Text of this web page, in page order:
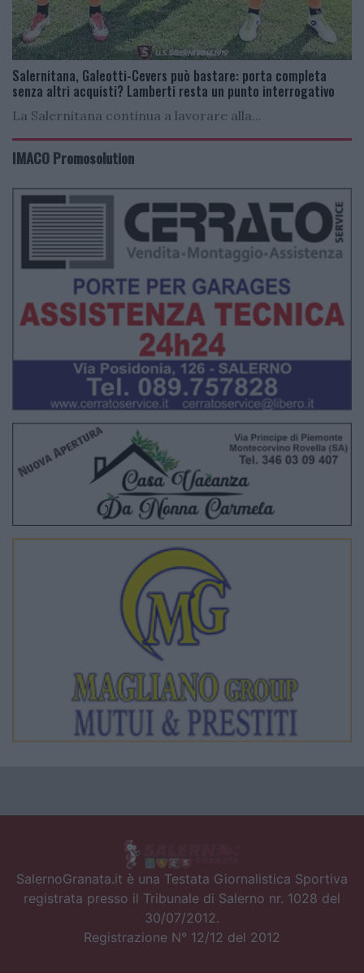
Salernitana, Galeotti-Cevers può bastare: porta completa
senza altri acquisti? Lamberti resta un punto interrogativo
La Salernitana continua a lavorare alla...
IMACO Promosolution
SalernoGranata.it è una Testata Giornalistica Sportiva
registrata presso il Tribunale di Salerno nr. 1028 del
30/07/2012.
Registrazione N° 12/12 del 2012